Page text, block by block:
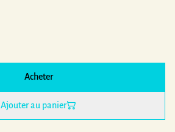
Acheter
Ajouter au panier